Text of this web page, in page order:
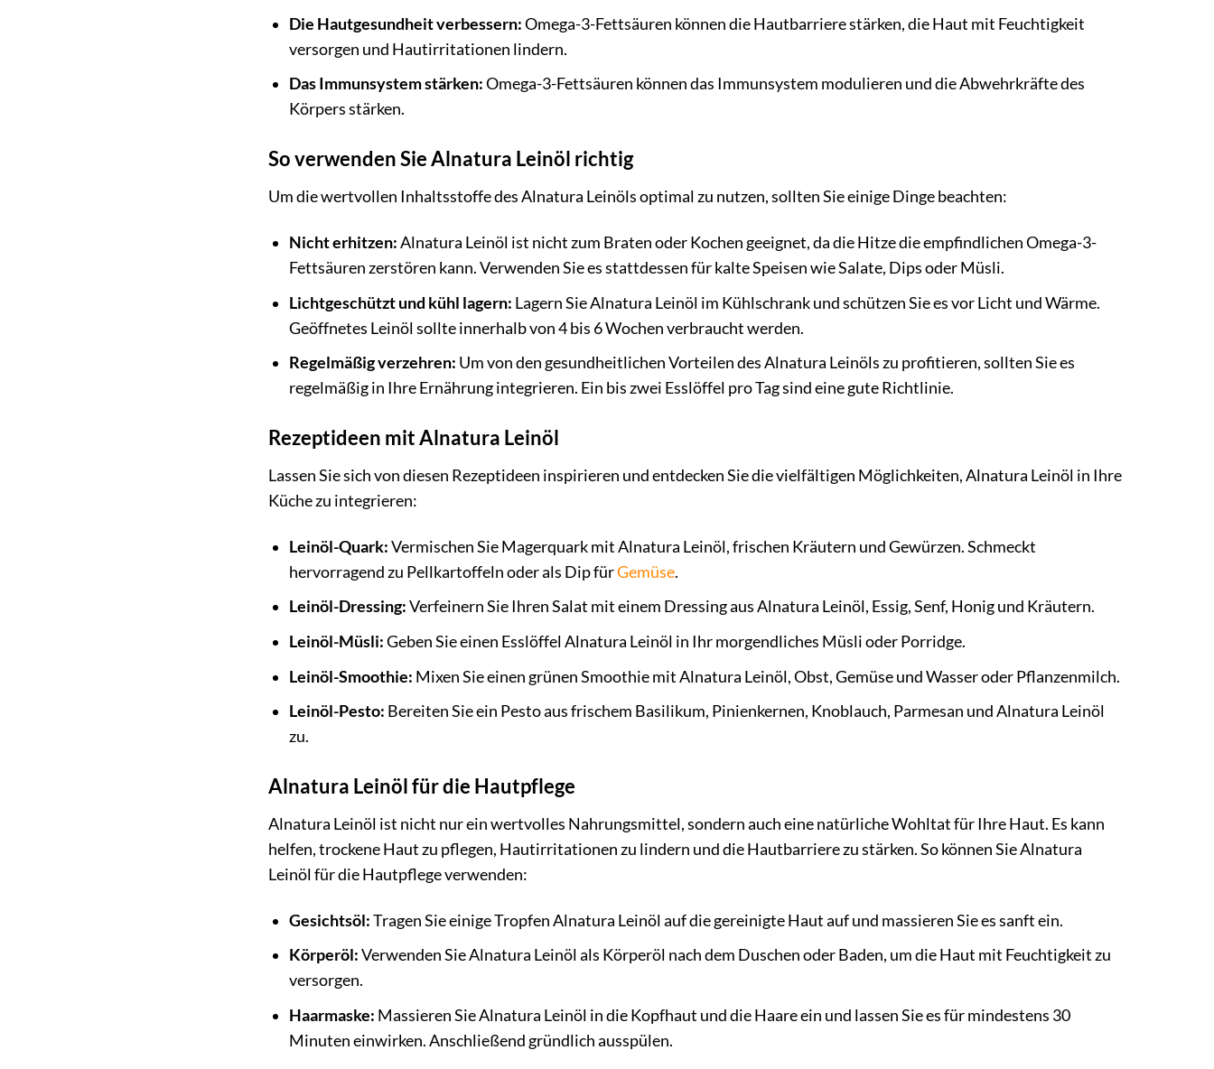
Die Hautgesundheit verbessern:Omega-3-Fettsäuren können die Hautbarriere stärken, die Haut mit Feuchtigkeit
versorgen und Hautirritationen lindern.
Das Immunsystem stärken:Omega-3-Fettsäuren können das Immunsystem modulieren und die Abwehrkräfte des
Körpers stärken.
So verwenden Sie Alnatura Leinöl richtig
Um die wertvollen Inhaltsstoffe des Alnatura Leinöls optimal zu nutzen, sollten Sie einige Dinge beachten:
Nicht erhitzen:Alnatura Leinöl ist nicht zum Braten oder Kochen geeignet, da die Hitze die empfindlichen Omega-3-
Fettsäuren zerstören kann. Verwenden Sie es stattdessen für kalte Speisen wie Salate, Dips oder Müsli.
Lichtgeschützt und kühl lagern: Lagern Sie Alnatura Leinöl im Kühlschrank und schützen Sie es vor Licht und Wärme.
Geöffnetes Leinöl sollte innerhalb von 4 bis 6 Wochen verbraucht werden.
Regelmäßig verzehren: Um von den gesundheitlichen Vorteilen des Alnatura Leinöls zu profitieren, sollten Sie es
regelmäßig in Ihre Ernährung integrieren. Ein bis zwei Esslöffel pro Tag sind eine gute Richtlinie.
Rezeptideen mit Alnatura Leinöl
Lassen Sie sich von diesen Rezeptideen inspirieren und entdecken Sie die vielfältigen Möglichkeiten, Alnatura Leinöl in Ihre
Küche zu integrieren:
Leinöl-Quark:Vermischen Sie Magerquark mit Alnatura Leinöl, frischen Kräutern und Gewürzen. Schmeckt
hervorragend zu Pellkartoffeln oder als Dip fürGemüse.
Leinöl-Dressing:Verfeinern Sie Ihren Salat mit einem Dressing aus Alnatura Leinöl, Essig, Senf, Honig und Kräutern.
Leinöl-Müsli:Geben Sie einen Esslöffel Alnatura Leinöl in Ihr morgendliches Müsli oder Porridge.
Leinöl-Smoothie: Mixen Sie einen grünen Smoothie mit Alnatura Leinöl, Obst, Gemüse und Wasser oder Pflanzenmilch.
Leinöl-Pesto: Bereiten Sie ein Pesto aus frischem Basilikum, Pinienkernen, Knoblauch, Parmesan und Alnatura Leinöl
zu.
Alnatura Leinöl für die Hautpflege
Alnatura Leinöl ist nicht nur ein wertvolles Nahrungsmittel, sondern auch eine natürliche Wohltat für Ihre Haut. Es kann
helfen, trockene Haut zu pflegen, Hautirritationen zu lindern und die Hautbarriere zu stärken. So können Sie Alnatura
Leinöl für die Hautpflege verwenden:
Gesichtsöl:Tragen Sie einige Tropfen Alnatura Leinöl auf die gereinigte Haut auf und massieren Sie es sanft ein.
Körperöl:Verwenden Sie Alnatura Leinöl als Körperöl nach dem Duschen oder Baden, um die Haut mit Feuchtigkeit zu
versorgen.
Haarmaske: Massieren Sie Alnatura Leinöl in die Kopfhaut und die Haare ein und lassen Sie es für mindestens 30
Minuten einwirken. Anschließend gründlich ausspülen.